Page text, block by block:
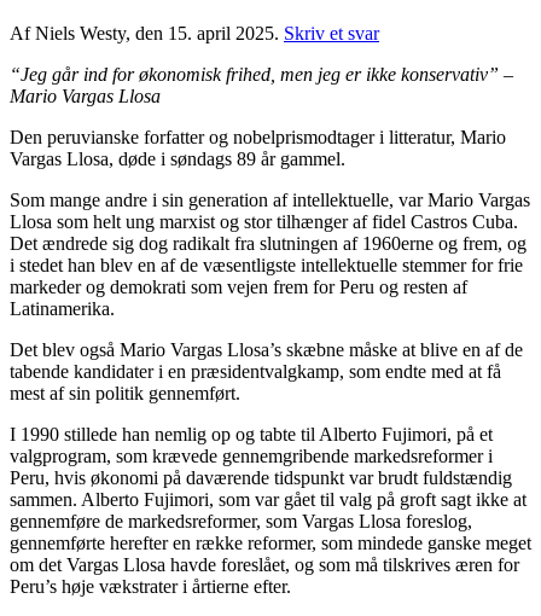
Af Niels Westy, den 15. april 2025. Skriv et svar
“Jeg går ind for økonomisk frihed, men jeg er ikke konservativ” –
Mario Vargas Llosa
Den peruvianske forfatter og nobelprismodtager i litteratur, Mario
Vargas Llosa, døde i søndags 89 år gammel.
Som mange andre i sin generation af intellektuelle, var Mario Vargas
Llosa som helt ung marxist og stor tilhænger af fidel Castros Cuba.
Det ændrede sig dog radikalt fra slutningen af 1960erne og frem, og
i stedet han blev en af de væsentligste intellektuelle stemmer for frie
markeder og demokrati som vejen frem for Peru og resten af
Latinamerika.
Det blev også Mario Vargas Llosa’s skæbne måske at blive en af de
tabende kandidater i en præsidentvalgkamp, som endte med at få
mest af sin politik gennemført.
I 1990 stillede han nemlig op og tabte til Alberto Fujimori, på et
valgprogram, som krævede gennemgribende markedsreformer i
Peru, hvis økonomi på daværende tidspunkt var brudt fuldstændig
sammen. Alberto Fujimori, som var gået til valg på groft sagt ikke at
gennemføre de markedsreformer, som Vargas Llosa foreslog,
gennemførte herefter en række reformer, som mindede ganske meget
om det Vargas Llosa havde foreslået, og som må tilskrives æren for
Peru’s høje vækstrater i årtierne efter.